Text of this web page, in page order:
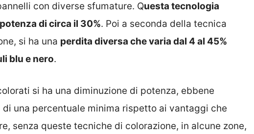
con diverse sfumature. Questa tecnologia
di circa il 30%. Poi a seconda della tecnica
si ha una perdita diversa che varia dal 4 al 45%
blu e nero.
si ha una diminuzione di potenza, ebbene
una percentuale minima rispetto ai vantaggi che
senza queste tecniche di colorazione, in alcune zone,